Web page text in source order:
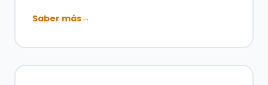
Saber más→